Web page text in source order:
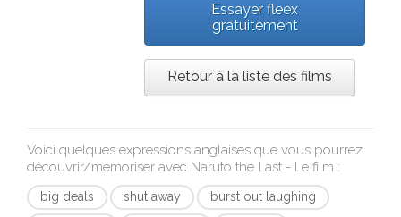
Essayer fleex
gratuitement
Retour à la liste des films
Voici quelques expressions anglaises que vous pourrez
découvrir/mémoriser avec Naruto the Last - Le film :
big deals shut away
burst out laughing